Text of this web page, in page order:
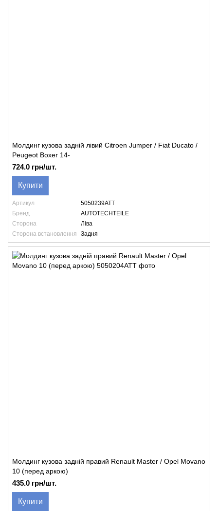
Молдинг кузова задній лівий Citroen Jumper / Fiat Ducato /
Peugeot Boxer 14-
724.0 грн/шт.
Купити
Артикул
5050239ATT
Бренд
AUTOTECHTEILE
Сторона
Ліва
Сторона встановлення
Задня
Молдинг кузова задній правий Renault Master / Opel Movano
10 (перед аркою)
435.0 грн/шт.
Купити